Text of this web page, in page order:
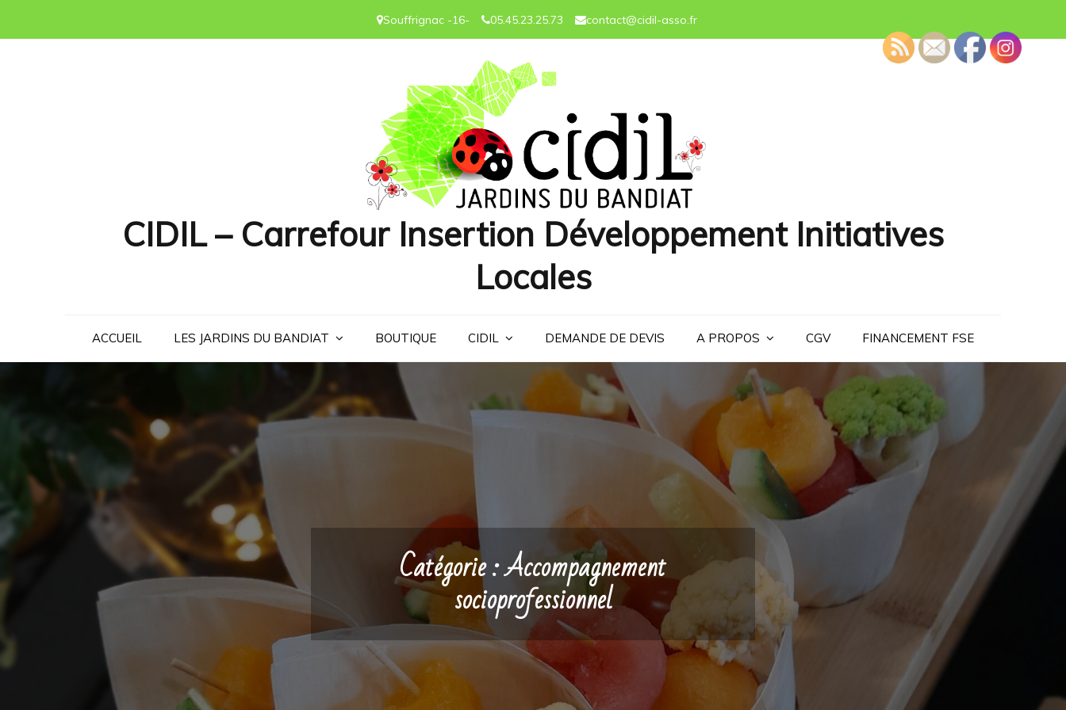
Souffrignac -16- 05.45.23.25.73 contact@cidil-asso.fr
CIDIL – Carrefour Insertion Développement Initiatives
Locales
ACCUEIL LES JARDINS DU BANDIAT BOUTIQUE CIDIL DEMANDE DE DEVIS A PROPOS CGV FINANCEMENT FSE
Catégorie :Accompagnement
socioprofessionnel